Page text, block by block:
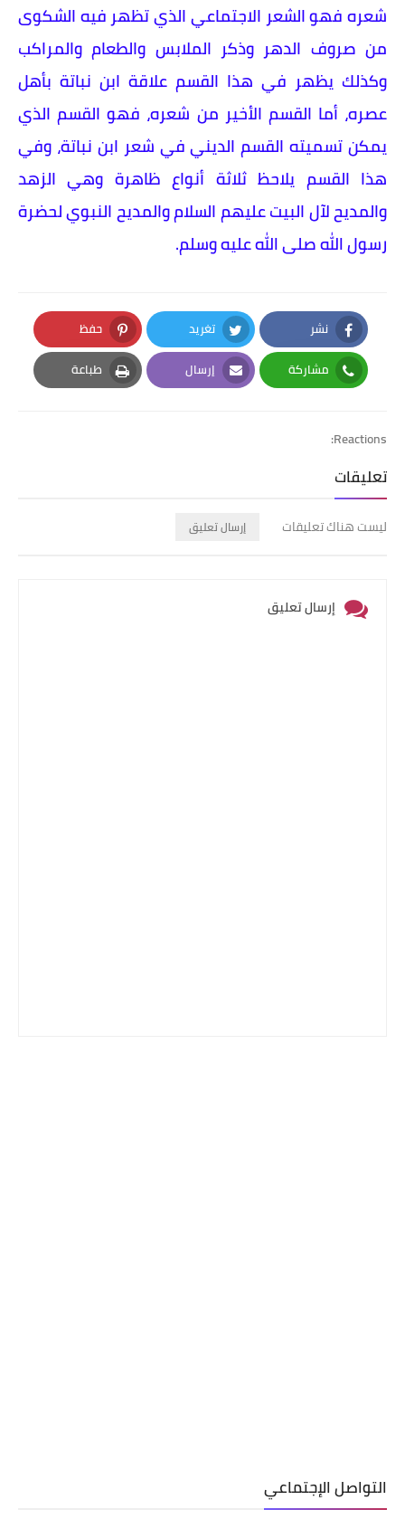
شعره فهو الشعر الاجتماعي الذي تظهر فيه الشكوى
من صروف الدهر وذكر الملابس والطعام والمراكب
وكذلك يظهر في هذا القسم علاقة ابن نباتة بأهل
عصره، أما القسم الأخير من شعره، فهو القسم الذي
يمكن تسميته القسم الديني في شعر ابن نباتة، وفي
هذا القسم يلاحظ ثلاثة أنواع ظاهرة وهي الزهد
والمديح لآل البيت عليهم السلام والمديح النبوي لحضرة
رسول الله صلى الله عليه وسلم.
نشر
Facebook
تغريد
Twitter
حفظ
Pinterest
مشاركة
Whatsapp
إرسال
Email
طباعة
Print
Reactions:
تعليقات
ليست هناك تعليقات إرسال تعليق
إرسال تعليق
التواصل الإجتماعي